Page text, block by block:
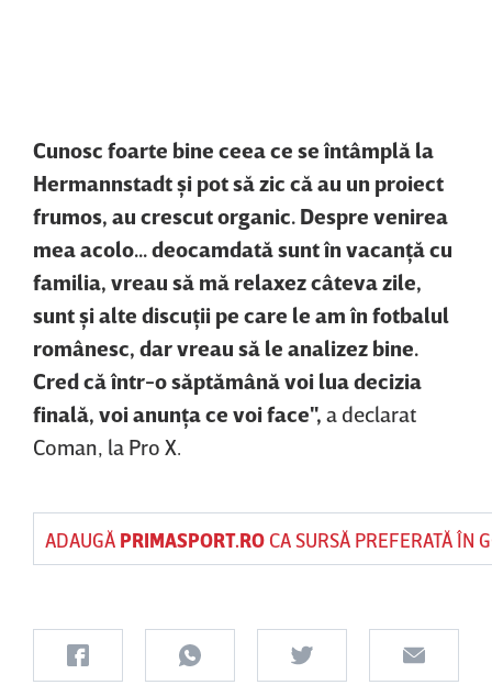
Cunosc foarte bine ceea ce se întâmplă la
Hermannstadt şi pot să zic că au un proiect
frumos, au crescut organic. Despre venirea
mea acolo... deocamdată sunt în vacanţă cu
familia, vreau să mă relaxez câteva zile,
sunt şi alte discuţii pe care le am în fotbalul
românesc, dar vreau să le analizez bine.
Cred că într-o săptămână voi lua decizia
finală, voi anunţa ce voi face", a declarat
Coman, la Pro X.
ADAUGĂ PRIMASPORT.ROCA SURSĂ PREFERATĂ ÎN